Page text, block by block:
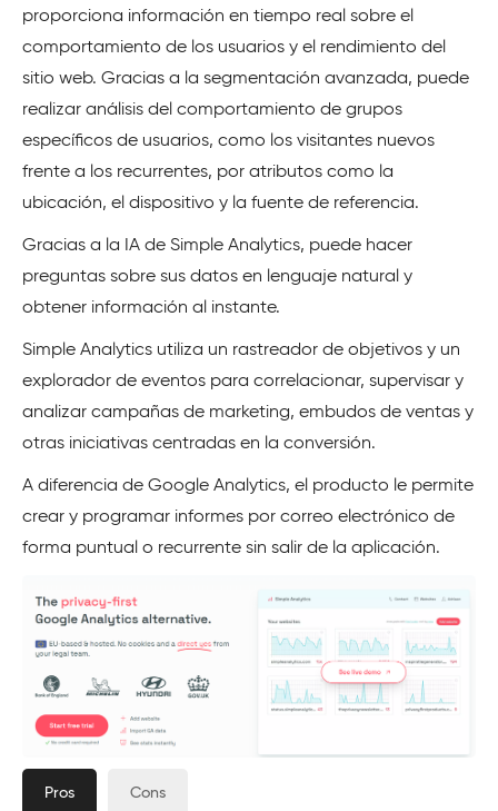
proporciona información en tiempo real sobre el
comportamiento de los usuarios y el rendimiento del
sitio web. Gracias a la segmentación avanzada, puede
realizar análisis del comportamiento de grupos
específicos de usuarios, como los visitantes nuevos
frente a los recurrentes, por atributos como la
ubicación, el dispositivo y la fuente de referencia.
Gracias a la IA de Simple Analytics, puede hacer
preguntas sobre sus datos en lenguaje natural y
obtener información al instante.
Simple Analytics utiliza un rastreador de objetivos y un
explorador de eventos para correlacionar, supervisar y
analizar campañas de marketing, embudos de ventas y
otras iniciativas centradas en la conversión.
A diferencia de Google Analytics, el producto le permite
crear y programar informes por correo electrónico de
forma puntual o recurrente sin salir de la aplicación.
Pros Cons